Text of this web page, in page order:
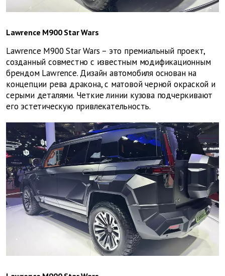
Lawrence M900 Star Wars
Lawrence M900 Star Wars – это премиальный проект,
созданный совместно с известным модификационным
брендом Lawrence. Дизайн автомобиля основан на
концепции рева дракона, с матовой черной окраской и
серыми деталями. Четкие линии кузова подчеркивают
его эстетическую привлекательность.